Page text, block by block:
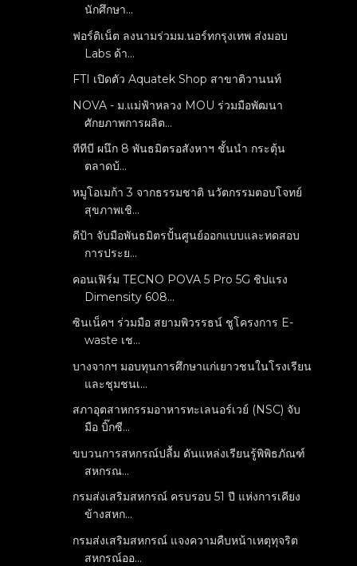
นักศึกษา...
ฟอร์ติเน็ต ลงนามร่วมม.นอร์ทกรุงเทพ ส่งมอบ
Labs ด้า...
FTI เปิดตัว Aquatek Shop สาขาติวานนท์
NOVA - ม.แม่ฟ้าหลวง MOU ร่วมมือพัฒนา
ศักยภาพการผลิต...
ทีทีบี ผนึก 8 พันธมิตรอสังหาฯ ชั้นนำ กระตุ้น
ตลาดบ้...
หมูโอเมก้า 3 จากธรรมชาติ นวัตกรรมตอบโจทย์
สุขภาพเชิ...
ดีป้า จับมือพันธมิตรปั้นศูนย์ออกแบบและทดสอบ
การประย...
คอนเฟิร์ม TECNO POVA 5 Pro 5G ชิปแรง
Dimensity 608...
ซินเน็คฯ ร่วมมือ สยามพิวรรธน์ ชูโครงการ E-
waste เช...
บางจากฯ มอบทุนการศึกษาแก่เยาวชนในโรงเรียน
และชุมชนเ...
สภาอุตสาหกรรมอาหารทะเลนอร์เวย์ (NSC) จับ
มือ บิ๊กซี...
ขบวนการสหกรณ์ปลื้ม ดันแหล่งเรียนรู้พิพิธภัณฑ์
สหกรณ...
กรมส่งเสริมสหกรณ์ ครบรอบ 51 ปี แห่งการเคียง
ข้างสหก...
กรมส่งเสริมสหกรณ์ แจงความคืบหน้าเหตุทุจริต
สหกรณ์ออ...